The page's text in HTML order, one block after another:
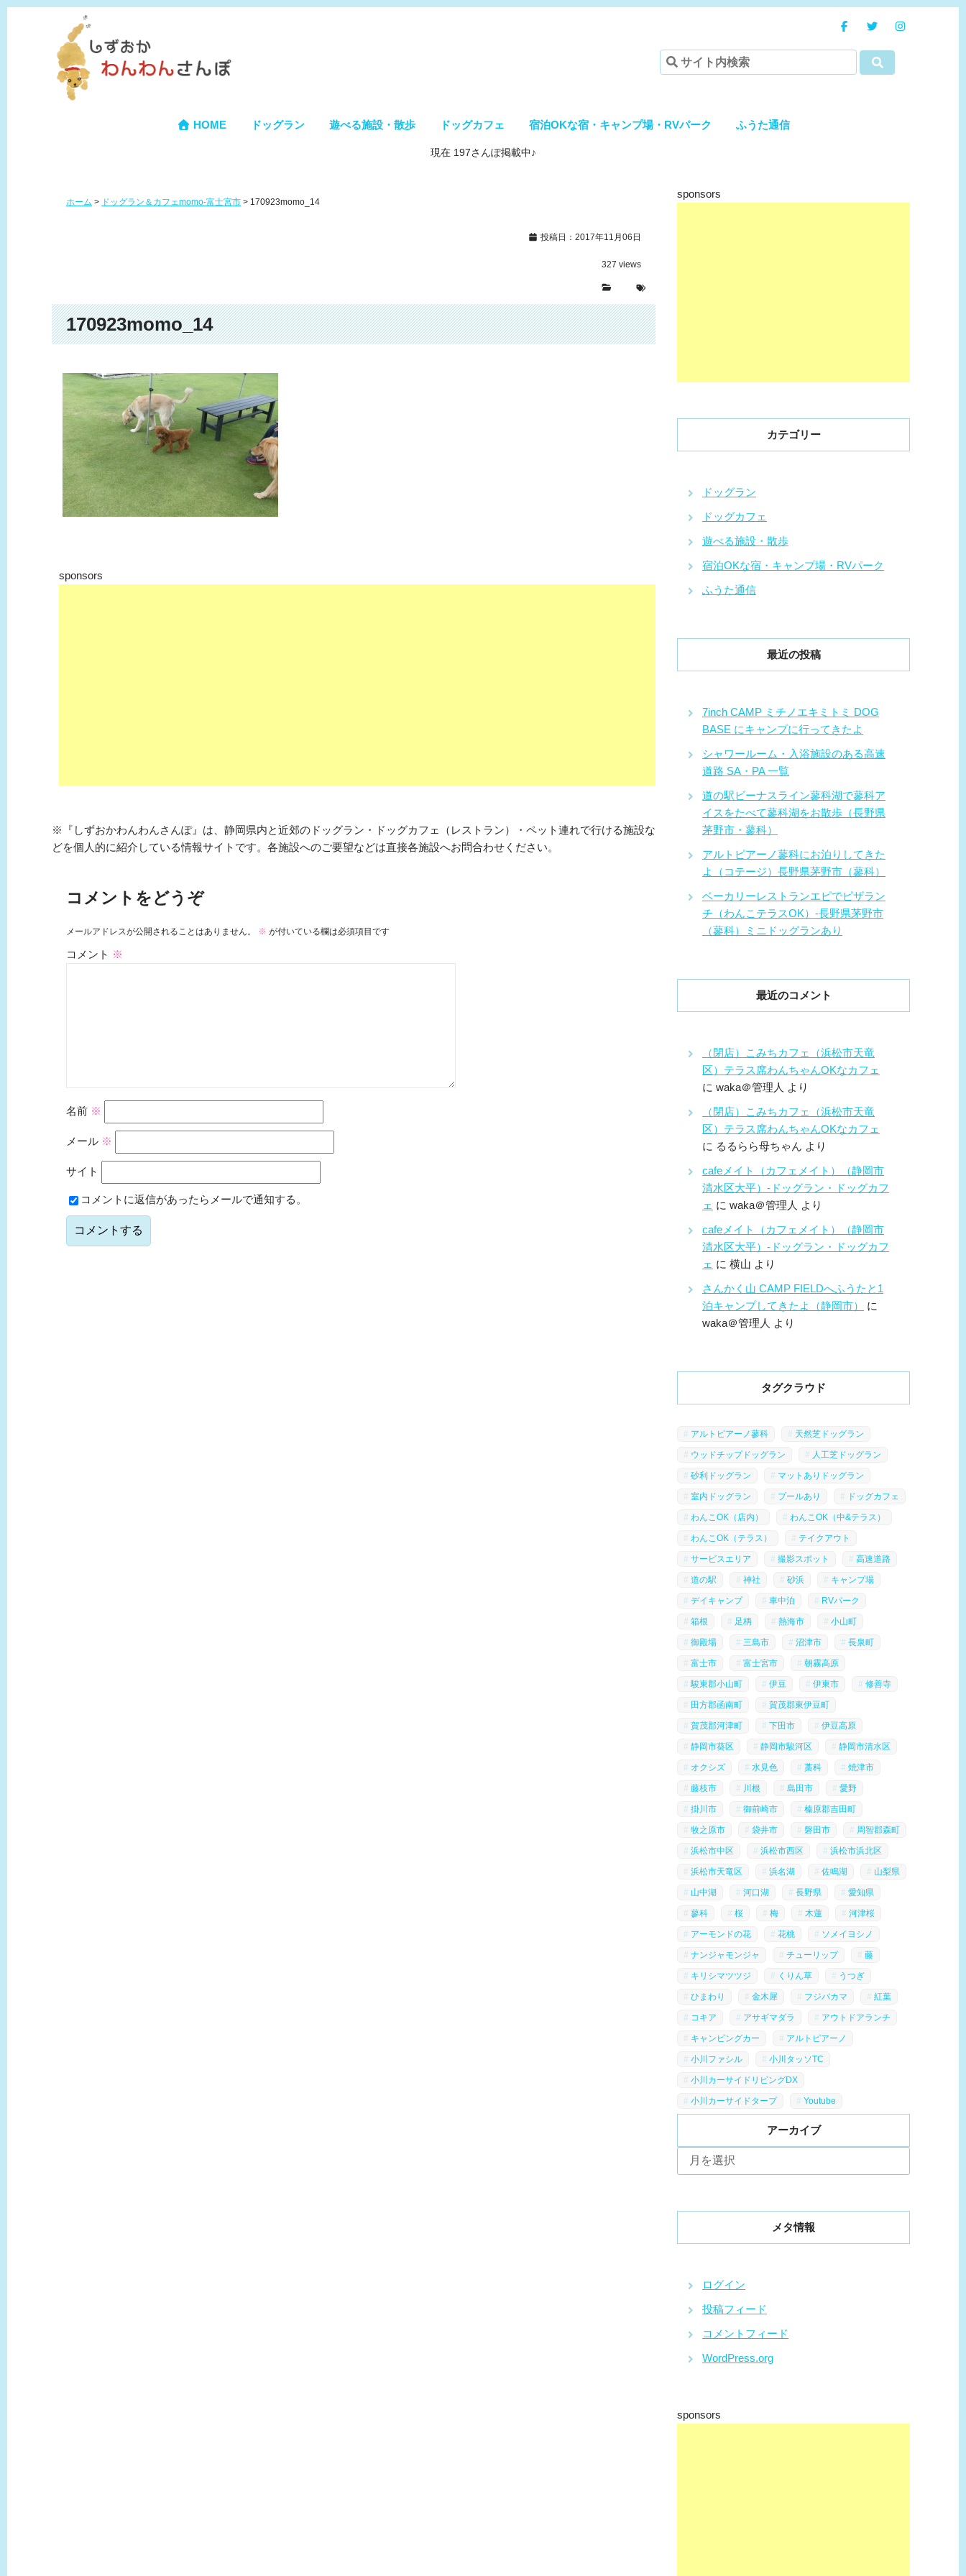
HOME ドッグラン 遊べる施設・散歩 ドッグカフェ 宿泊OKな宿・キャンプ場・RVパーク ふうた通信
現在 197さんぽ掲載中♪
ホーム > ドッグラン＆カフェmomo-富士宮市 > 170923momo_14
投稿日：2017年11月06日
327 views
170923momo_14
sponsors
※『しずおかわんわんさんぽ』は、静岡県内と近郊のドッグラン・ドッグカフェ（レストラン）・ペット連れで行ける施設な
どを個人的に紹介している情報サイトです。各施設へのご要望などは直接各施設へお問合わせください。
コメントをどうぞ
メールアドレスが公開されることはありません。 ※ が付いている欄は必須項目です
コメント ※
名前 ※
メール ※
サイト
コメントに返信があったらメールで通知する。
sponsors
カテゴリー
ドッグラン
ドッグカフェ
遊べる施設・散歩
宿泊OKな宿・キャンプ場・RVパーク
ふうた通信
最近の投稿
7inch CAMP ミチノエキミトミ DOG
BASE にキャンプに行ってきたよ
シャワールーム・入浴施設のある高速
道路 SA・PA 一覧
道の駅ビーナスライン蓼科湖で蓼科ア
イスをたべて蓼科湖をお散歩（長野県
茅野市・蓼科）
アルトピアーノ蓼科にお泊りしてきた
よ（コテージ）長野県茅野市（蓼科）
ベーカリーレストランエピでピザラン
チ（わんこテラスOK）-長野県茅野市
（蓼科）ミニドッグランあり
最近のコメント
（閉店）こみちカフェ（浜松市天竜
区）テラス席わんちゃんOKなカフェ
に waka＠管理人 より
（閉店）こみちカフェ（浜松市天竜
区）テラス席わんちゃんOKなカフェ
に るるらら母ちゃん より
cafeメイト（カフェメイト）（静岡市
清水区大平）-ドッグラン・ドッグカフ
ェ に waka＠管理人 より
cafeメイト（カフェメイト）（静岡市
清水区大平）-ドッグラン・ドッグカフ
ェ に 横山 より
さんかく山 CAMP FIELDへふうたと1
泊キャンプしてきたよ（静岡市）
に
waka＠管理人 より
タグクラウド
アルトピアーノ蓼科 天然芝ドッグラン
ウッドチップドッグラン 人工芝ドッグラン
砂利ドッグラン マットありドッグラン
室内ドッグラン プールあり ドッグカフェ
わんこOK（店内） わんこOK（中&テラス）
わんこOK（テラス） テイクアウト
サービスエリア 撮影スポット 高速道路
道の駅 神社 砂浜 キャンプ場
デイキャンプ 車中泊 RVパーク
箱根 足柄 熱海市 小山町
御殿場 三島市 沼津市 長泉町
富士市 富士宮市 朝霧高原
駿東郡小山町 伊豆 伊東市 修善寺
田方郡函南町 賀茂郡東伊豆町
賀茂郡河津町 下田市 伊豆高原
静岡市葵区 静岡市駿河区 静岡市清水区
オクシズ 水見色 藁科 焼津市
藤枝市 川根 島田市 愛野
掛川市 御前崎市 榛原郡吉田町
牧之原市 袋井市 磐田市 周智郡森町
浜松市中区 浜松市西区 浜松市浜北区
浜松市天竜区 浜名湖 佐鳴湖 山梨県
山中湖 河口湖 長野県 愛知県
蓼科 桜 梅 木蓮 河津桜
アーモンドの花 花桃 ソメイヨシノ
ナンジャモンジャ チューリップ 藤
キリシマツツジ くりん草 うつぎ
ひまわり 金木犀 フジバカマ 紅葉
コキア アサギマダラ アウトドアランチ
キャンピングカー アルトピアーノ
小川ファシル 小川タッソTC
小川カーサイドリビングDX
小川カーサイドタープ Youtube
アーカイブ
ー
メタ情報
ログイン
投稿フィード
コメントフィード
WordPress.org
sponsors